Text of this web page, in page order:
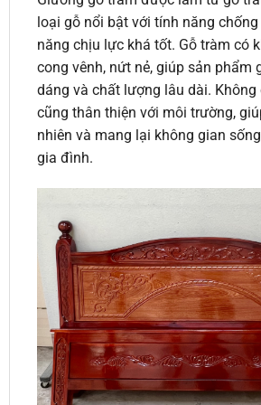
loại gỗ nổi bật với tính năng
năng chịu lực khá tốt. Gỗ tràm có
cong vênh, nứt nẻ, giúp sản phẩm
dáng và chất lượng lâu dài. Không
cũng thân thiện với môi trường,
nhiên và mang lại không gian
gia đình.